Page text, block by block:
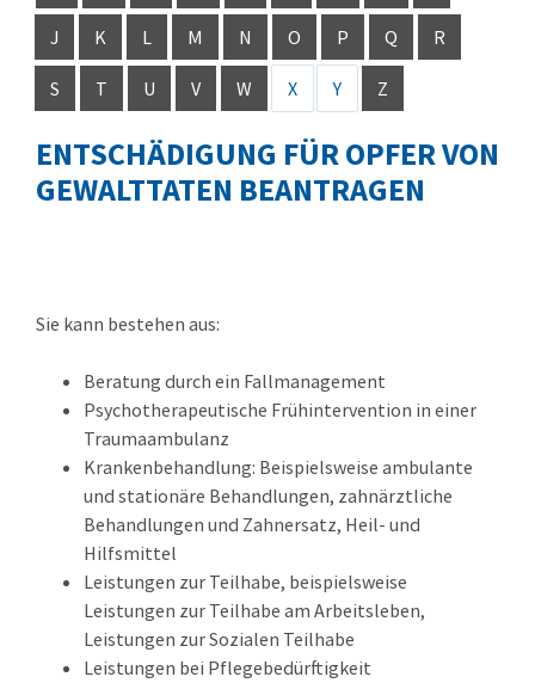
J K L M N O P Q R
S T U V W X Y Z
ENTSCHÄDIGUNG FÜR OPFER VON
GEWALTTATEN BEANTRAGEN
Sie kann bestehen aus:
Beratung durch ein Fallmanagement
Psychotherapeutische Frühintervention in einer
Traumaambulanz
Krankenbehandlung: Beispielsweise ambulante
und stationäre Behandlungen, zahnärztliche
Behandlungen und Zahnersatz, Heil- und
Hilfsmittel
Leistungen zur Teilhabe, beispielsweise
Leistungen zur Teilhabe am Arbeitsleben,
Leistungen zur Sozialen Teilhabe
Leistungen bei Pflegebedürftigkeit